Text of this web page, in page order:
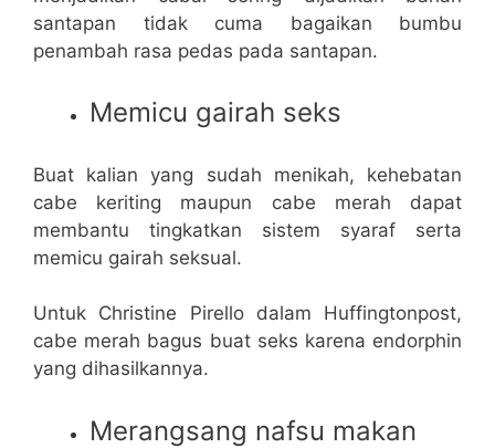
santapan tidak cuma bagaikan bumbu
penambah rasa pedas pada santapan.
Memicu gairah seks
Buat kalian yang sudah menikah, kehebatan
cabe keriting maupun cabe merah dapat
membantu tingkatkan sistem syaraf serta
memicu gairah seksual.
Untuk Christine Pirello dalam Huffingtonpost,
cabe merah bagus buat seks karena endorphin
yang dihasilkannya.
Merangsang nafsu makan